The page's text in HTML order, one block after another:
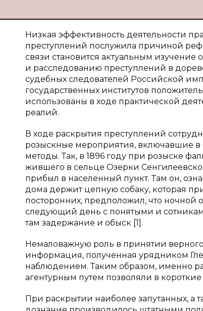
Низкая эффективность деятельности
преступлений послужила причиной
связи становится актуальным
и расследованию преступлений в
судебных следователей Российской
государственных институтов
использованы в ходе практической
реалий.
В ходе раскрытия преступлений
розыскные мероприятия, включавшие в
методы. Так, в 1896 году при розыске
жившего в сельце Озерки
прибыл в населенный пункт. Там он,
дома держит цепную собаку, которая
посторонних, предположил, что ночной
следующий день с понятыми и
там задержание и обыск [1].
Немаловажную роль в принятии
информация, полученная урядником
наблюдением. Таким образом, именно
агентурным путем позволяли в
При раскрытии наиболее запутанных, а